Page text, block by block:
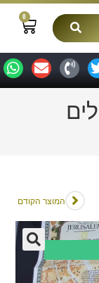
0
המוצר הקודם